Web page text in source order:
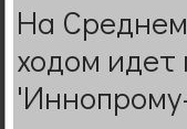
На
ходом идет